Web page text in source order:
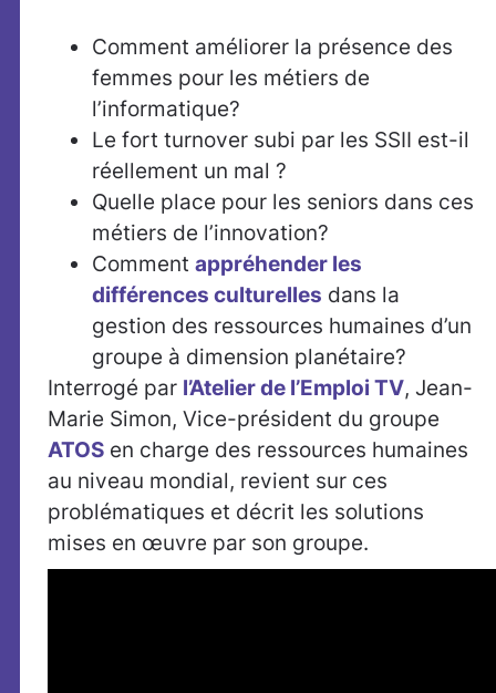
Comment améliorer la présence des
femmes pour les métiers de
l’informatique?
Le fort turnover subi par les SSII est-il
réellement un mal ?
Quelle place pour les seniors dans ces
métiers de l’innovation?
Comment appréhender les
différences culturelles dans la
gestion des ressources humaines d’un
groupe à dimension planétaire?
Interrogé par l’Atelier de l’Emploi TV, Jean-
Marie Simon, Vice-président du groupe
ATOS en charge des ressources humaines
au niveau mondial, revient sur ces
problématiques et décrit les solutions
mises en œuvre par son groupe.